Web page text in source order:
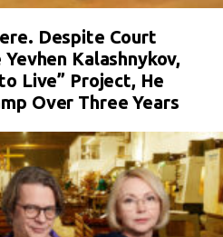
Despite Court
Kalashnykov,
Live” Project, He
Over Three Years